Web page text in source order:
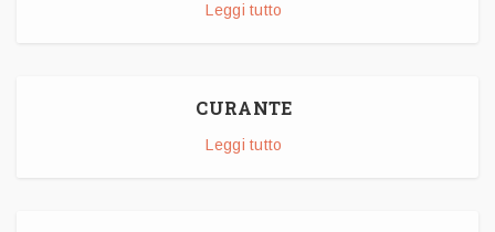
Leggi tutto
CURANTE
Leggi tutto